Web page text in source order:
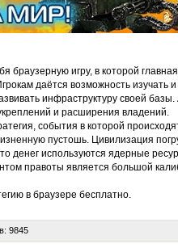
браузерную игру, в которой
даётся возможность изучать
инфраструктуру своей
и расширения владений.
, события в которой
пустошь. Цивилизация
денег используются ядерные
правоты является большой
в браузере бесплатно.
9845